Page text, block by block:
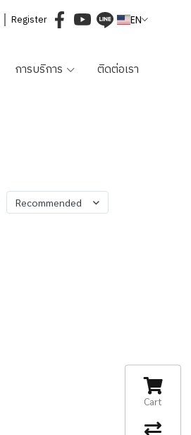
Register EN
การบริการ ติดต่อเรา
Recommended
Cart